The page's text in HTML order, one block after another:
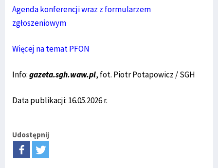
Agenda konferencji wraz z formularzem
zgłoszeniowym
Więcej na temat PFON
Info:gazeta.sgh.waw.pl, fot. Piotr Potapowicz / SGH
Data publikacji: 16.05.2026 r.
Udostępnij